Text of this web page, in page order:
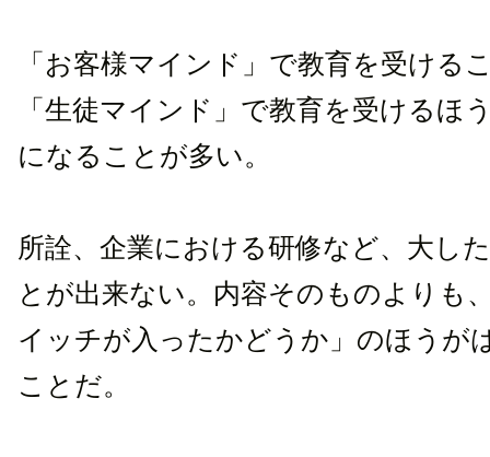
「お客様マインド」で教育を受ける
「生徒マインド」で教育を受けるほ
になることが多い。
所詮、企業における研修など、大し
とが出来ない。内容そのものよりも
イッチが入ったかどうか」のほうが
ことだ。